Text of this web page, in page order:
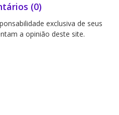
(0)
exclusiva de seus
a opinião deste site.